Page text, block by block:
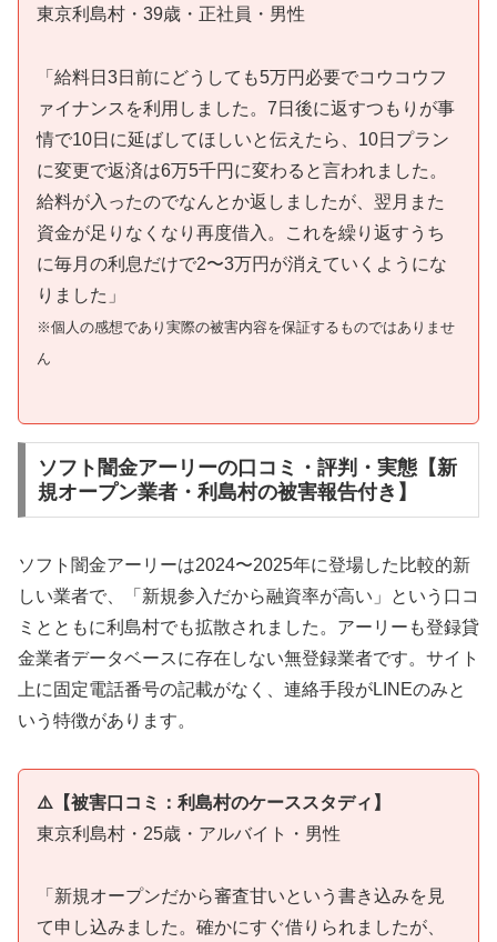
東京利島村・39歳・正社員・男性
「給料日3日前にどうしても5万円必要でコウコウフ
ァイナンスを利用しました。7日後に返すつもりが事
情で10日に延ばしてほしいと伝えたら、10日プラン
に変更で返済は6万5千円に変わると言われました。
給料が入ったのでなんとか返しましたが、翌月また
資金が足りなくなり再度借入。これを繰り返すうち
に毎月の利息だけで2〜3万円が消えていくようにな
りました」
※個人の感想であり実際の被害内容を保証するものではありませ
ん
ソフト闇金アーリーの口コミ・評判・実態【新
規オープン業者・利島村の被害報告付き】
ソフト闇金アーリーは2024〜2025年に登場した比較的新
しい業者で、「新規参入だから融資率が高い」という口コ
ミとともに利島村でも拡散されました。アーリーも登録貸
金業者データベースに存在しない無登録業者です。サイト
上に固定電話番号の記載がなく、連絡手段がLINEのみと
いう特徴があります。
⚠️【被害口コミ：利島村のケーススタディ】
東京利島村・25歳・アルバイト・男性
「新規オープンだから審査甘いという書き込みを見
て申し込みました。確かにすぐ借りられましたが、